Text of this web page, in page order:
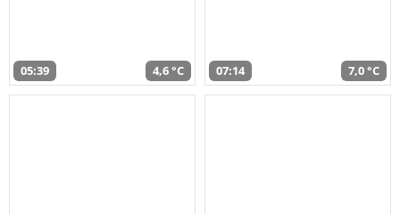
05:39 4,6 °C 07:14 7,0 °C